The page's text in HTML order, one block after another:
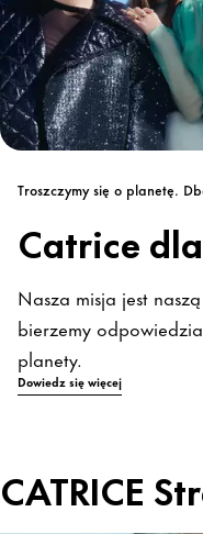
Troszczymy się o planetę.
Catrice
Nasza misja jest
bierzemy
planety.
Dowiedz się więcej
CATRICE